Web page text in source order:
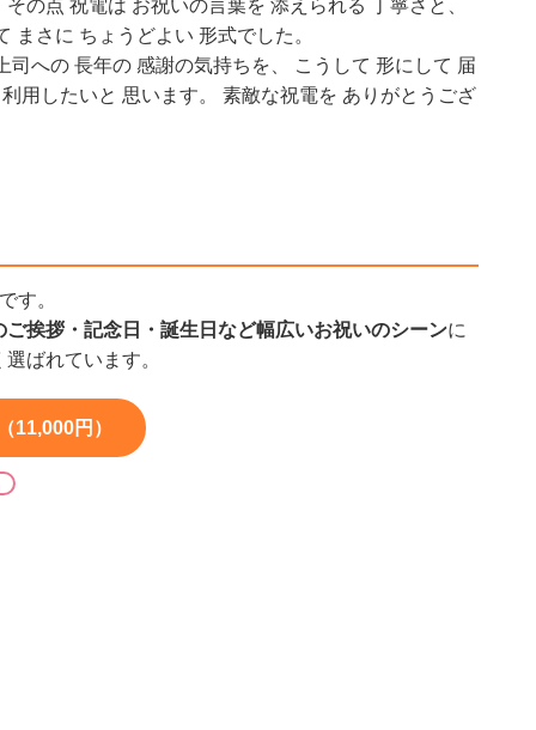
の点 祝電は お祝いの言葉を 添えられる 丁寧さと、
さに ちょうどよい 形式でした。
への 長年の 感謝の気持ちを、 こうして 形にして 届
用したいと 思います。 素敵な祝電を ありがとうござ
です。
挨拶・記念日・誕生日など幅広いお祝いのシーンに
ばれています。
11,000円）